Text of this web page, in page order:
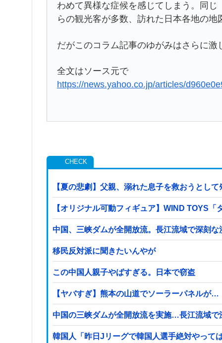
わめて異様な症候を感じてしまう。同
らの観光客が多数、訪れた日本各地の
だがこのコラム記事のゆがみはさらに激
全文はソース元で
https://news.yahoo.co.jp/articles/
【夏の悲劇】父親、溺れた息子を救おうとし
【オリジナル可動フィギュア】WIND TOYS
中国、三峡ダムが全開放流。長江流域で深刻な
移民反対派に聞きたいんやが
この中国人親子やばすぎる。日本で窃盗
【ヤバすぎ】熊本の山道でソーラーパネルが…
中国の三峡ダムが全開放流を実施…長江流域で
韓国人「昨日Jリーグで韓国人選手絶対やって